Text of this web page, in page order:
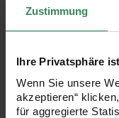
Zustimmung
Ihre Privatsphäre
Wenn Sie unsere
akzeptieren“
für aggregierte
Schreiben, Gestalten
Kartengestaltung.
die Metallic- oder